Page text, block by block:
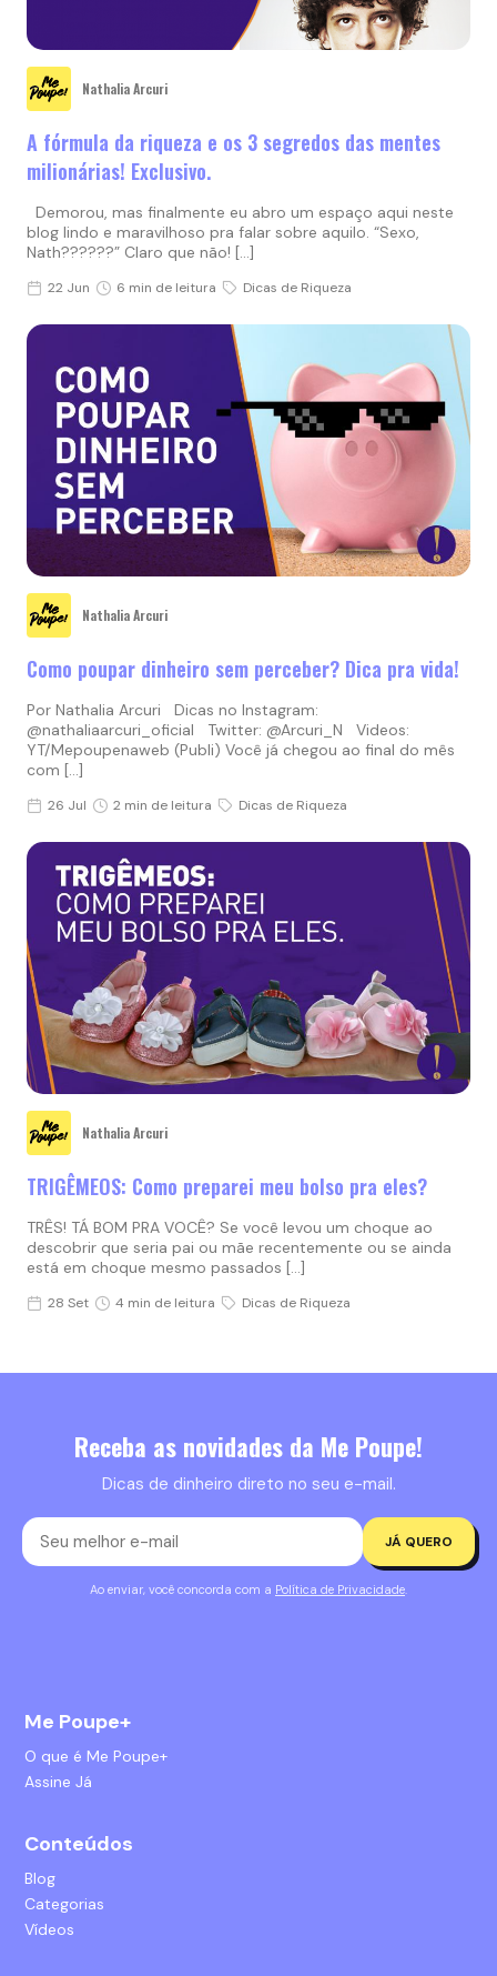
Nathalia Arcuri
A fórmula da riqueza e os 3 segredos das mentes
milionárias! Exclusivo.
Demorou, mas finalmente eu abro um espaço aqui neste
blog lindo e maravilhoso pra falar sobre aquilo. “Sexo,
Nath??????” Claro que não! […]
22 Jun 6 min de leitura Dicas de Riqueza
Nathalia Arcuri
Como poupar dinheiro sem perceber? Dica pra vida!
Por Nathalia Arcuri Dicas no Instagram:
@nathaliaarcuri_oficial Twitter: @Arcuri_N Videos:
YT/Mepoupenaweb (Publi) Você já chegou ao final do mês
com […]
26 Jul 2 min de leitura Dicas de Riqueza
Nathalia Arcuri
TRIGÊMEOS: Como preparei meu bolso pra eles?
TRÊS! TÁ BOM PRA VOCÊ? Se você levou um choque ao
descobrir que seria pai ou mãe recentemente ou se ainda
está em choque mesmo passados […]
28 Set 4 min de leitura Dicas de Riqueza
Receba as novidades da Me Poupe!
Dicas de dinheiro direto no seu e-mail.
JÁ QUERO
Ao enviar, você concorda com a Política de Privacidade
Me Poupe+
O que é Me Poupe+
Assine Já
Conteúdos
Blog
Categorias
Vídeos